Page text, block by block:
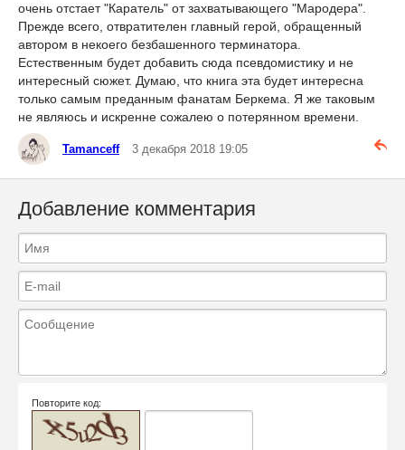
очень отстает "Каратель" от захватывающего "Мародера".
Прежде всего, отвратителен главный герой, обращенный
автором в некоего безбашенного терминатора.
Естественным будет добавить сюда псевдомистику и не
интересный сюжет. Думаю, что книга эта будет интересна
только самым преданным фанатам Беркема. Я же таковым
не являюсь и искренне сожалею о потерянном времени.
Tamanceff 3 декабря 2018 19:05
Добавление комментария
Повторите код: